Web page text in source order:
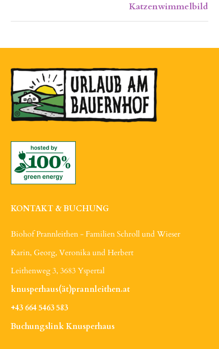
Katzenwimmelbild
KONTAKT & BUCHUNG
Biohof Prannleithen - Familien Schroll und Wieser
Karin, Georg, Veronika und Herbert
Leithenweg 3, 3683 Yspertal
knusperhaus(ät)prannleithen.at
+43 664 5463 583
Buchungslink Knusperhaus